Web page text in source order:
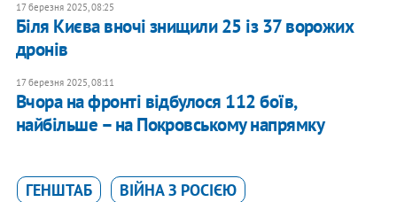
17 березня 2025, 08:25
Біля Києва вночі знищили 25 із 37 ворожих
дронів
17 березня 2025, 08:11
Вчора на фронті відбулося 112 боїв,
найбільше – на Покровському напрямку
ГЕНШТАБ
ВІЙНА З РОСІЄЮ